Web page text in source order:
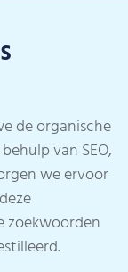
de organische
van SEO,
we ervoor
zoekwoorden